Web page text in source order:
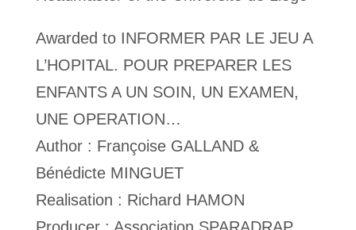
Awarded to INFORMER PAR LE JEU A
L’HOPITAL. POUR PREPARER LES
ENFANTS A UN SOIN, UN EXAMEN,
UNE OPERATION…
Author : Françoise GALLAND &
Bénédicte MINGUET
Realisation : Richard HAMON